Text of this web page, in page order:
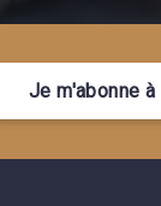
Je m'abonne